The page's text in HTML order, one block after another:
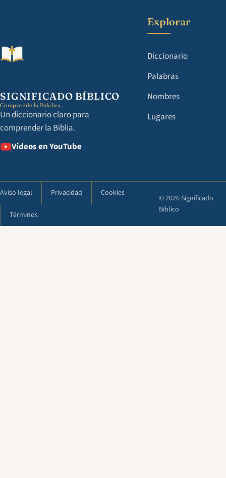
SIGNIFICADO BÍBLICO
Comprende la Palabra.
Un diccionario claro para
comprender la Biblia.
Vídeos en YouTube
Explorar
Diccionario
Palabras
Nombres
Lugares
Aviso legal Privacidad Cookies
Términos
© 2026 Significado
Bíblico